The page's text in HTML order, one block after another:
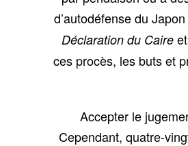
d’autodéfense du
Déclaration du Caire et
ces procès, les buts et
Accepter le
Cependant, quatre-